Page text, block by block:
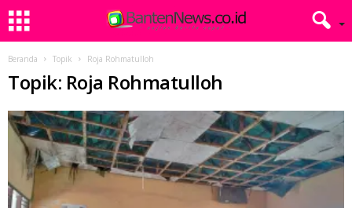
Beranda Topik Roja Rohmatulloh
Topik: Roja Rohmatulloh